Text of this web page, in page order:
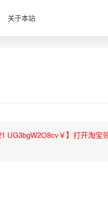
关于本站
UG3bgW2O8cv￥】打开淘宝